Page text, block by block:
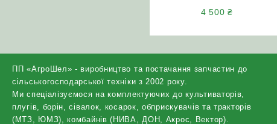
похилий зерновий
4 500 ₴
ПП «АгроШел» - виробництво та постачання запчастин до
сільськогосподарської техніки з 2002 року.
Ми спеціалізуємося на комплектуючих до культиваторів,
плугів, борін, сівалок, косарок, обприскувачів та тракторів
(МТЗ, ЮМЗ), комбайнів (НИВА, ДОН, Акрос, Вектор).